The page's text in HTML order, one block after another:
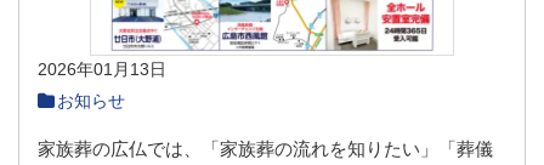
2026年01月13日
お知らせ
家族葬の広仏では、「家族葬の流れを知りたい」「葬儀